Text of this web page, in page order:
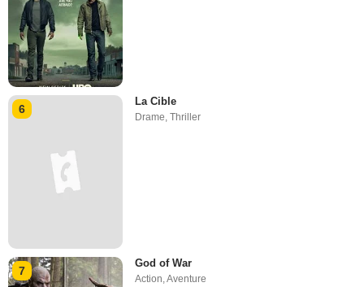
6
La Cible
Drame,Thriller
7
God of War
Action ,Aventure